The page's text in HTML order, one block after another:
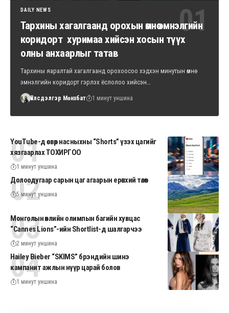
DAILY NEWS
Тархины хагалгаанд орохын өмнө эмнэлгийн
коридорт хуримаа хийсэн хосын түүх
олны анхаарлыг татав
Тархины яаралтай хагалгаанд орохоосоо хэдхэн минутын өмнө
эмнэлгийн коридорт гэрлэх ёслолоо хийсэн…
Үйлсдэлгэр Мөнхбат 1 минут уншина
YouTube-д өсвөр насныхны “Shorts” үзэх цагийг
хязгаарлах ТОХИРГОО
1 минут уншина
Долоодугаар сарын цаг агаарын ерөнхий төлөв
5 минут уншина
Монголын өвлийн олимпын багийн хувцас
“Cannes Lions”-ийн Shortlist-д шалгарчээ
2 минут уншина
Hailey Bieber “SKIMS” брэндийн шинэ
кампанит ажлын нүүр царай болов
1 минут уншина